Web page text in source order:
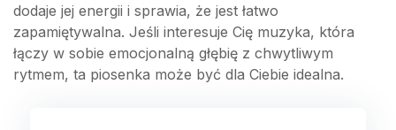
dodaje jej energii i sprawia, że jest łatwo
zapamiętywalna. Jeśli interesuje Cię muzyka, która
łączy w sobie emocjonalną głębię z chwytliwym
rytmem, ta piosenka może być dla Ciebie idealna.